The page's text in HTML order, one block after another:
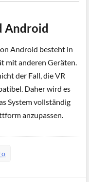
Android
Android besteht in
anderen Geräten.
der Fall, die VR
Daher wird es
System vollständig
anzupassen.